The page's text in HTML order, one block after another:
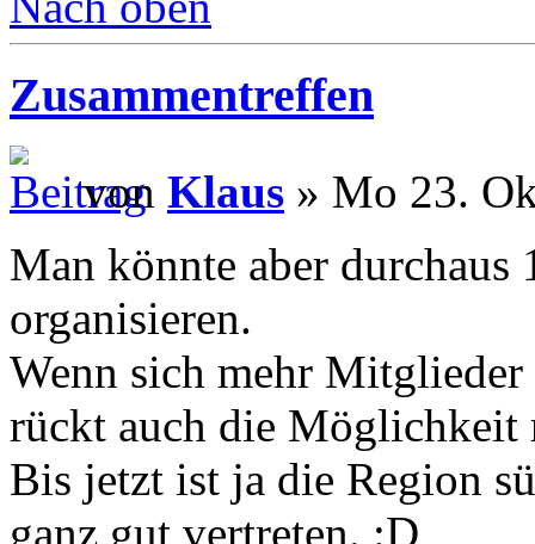
Zusammentreffen
von Klaus » Mo 23.
Man könnte aber
organisieren.
Wenn sich mehr
rückt auch die Möglichkeit
Bis jetzt ist ja die Region
ganz gut vertreten. :D